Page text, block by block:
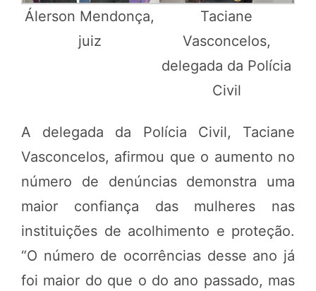
Álerson Mendonça,
juiz
Taciane
Vasconcelos,
delegada da Polícia
Civil
A delegada da Polícia Civil, Taciane
Vasconcelos, afirmou que o aumento no
número de denúncias demonstra uma
maior confiança das mulheres nas
instituições de acolhimento e proteção.
“O número de ocorrências desse ano já
foi maior do que o do ano passado, mas